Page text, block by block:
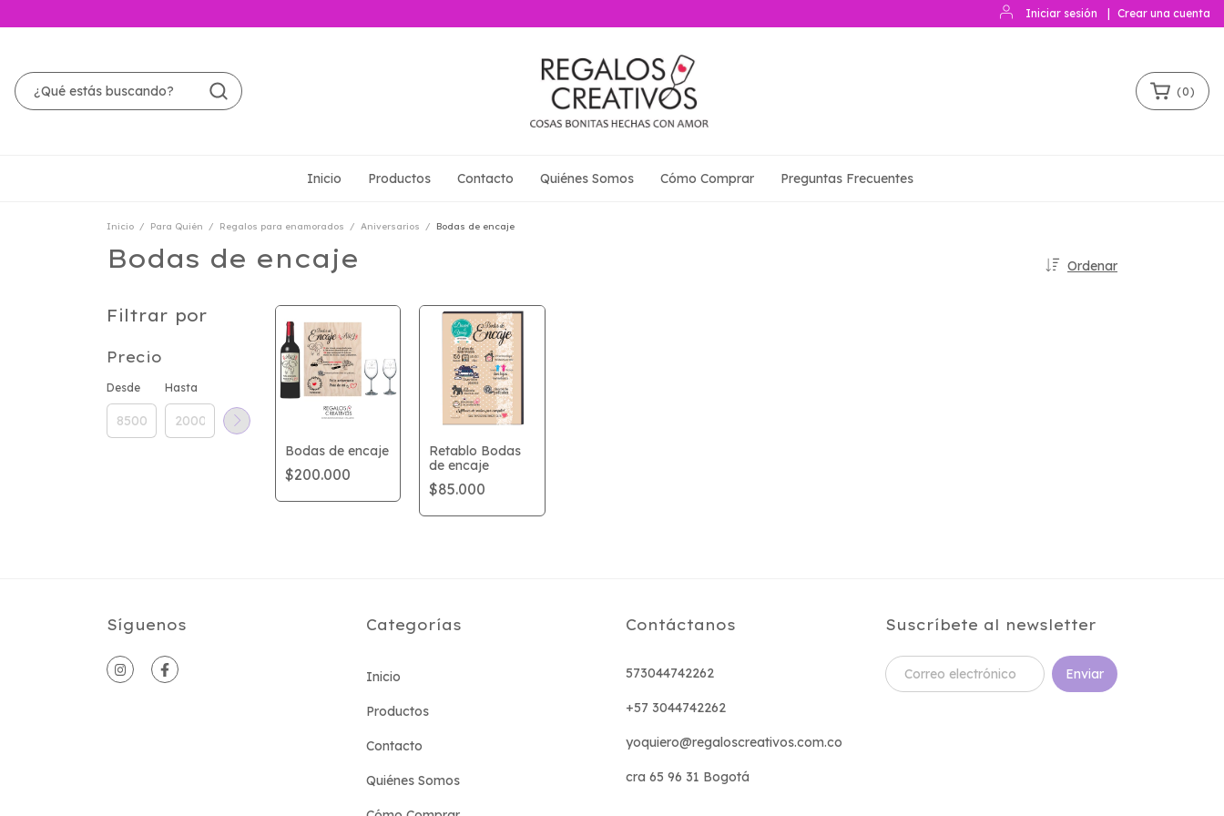
Iniciar sesión Crear una cuenta
(0)
Inicio Productos Contacto Quiénes Somos Cómo Comprar Preguntas Frecuentes
Inicio / Para Quién / Regalos para enamorados / Aniversarios / Bodas de encaje
Bodas de encaje Ordenar
Filtrar por
Precio
Desde Hasta
Bodas de encaje
$200.000
Retablo Bodas
de encaje
$85.000
Síguenos Categorías
Inicio
Productos
Contacto
Quiénes Somos
Contáctanos
573044742262
+57 3044742262
yoquiero@regaloscreativos.com.co
cra 65 96 31 Bogotá
Suscríbete al newsletter